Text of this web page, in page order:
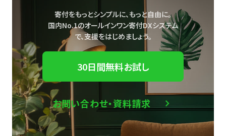
寄付をもっとシンプルに、もっと自由に。
国内No.1のオールインワン寄付DXシステム
で、支援をはじめましょう。
30日間無料お試し
お問い合わせ・資料請求